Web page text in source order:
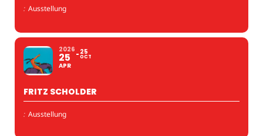
: Ausstellung
2026
25
APR
25
OCT
FRITZ SCHOLDER
: Ausstellung